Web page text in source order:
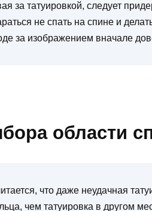
за татуировкой, следует
не спать на спине и
за изображением вначале
области
что даже неудачная
чем татуировка в другом